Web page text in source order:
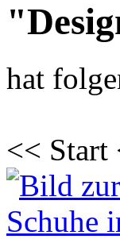
hat
<< Start